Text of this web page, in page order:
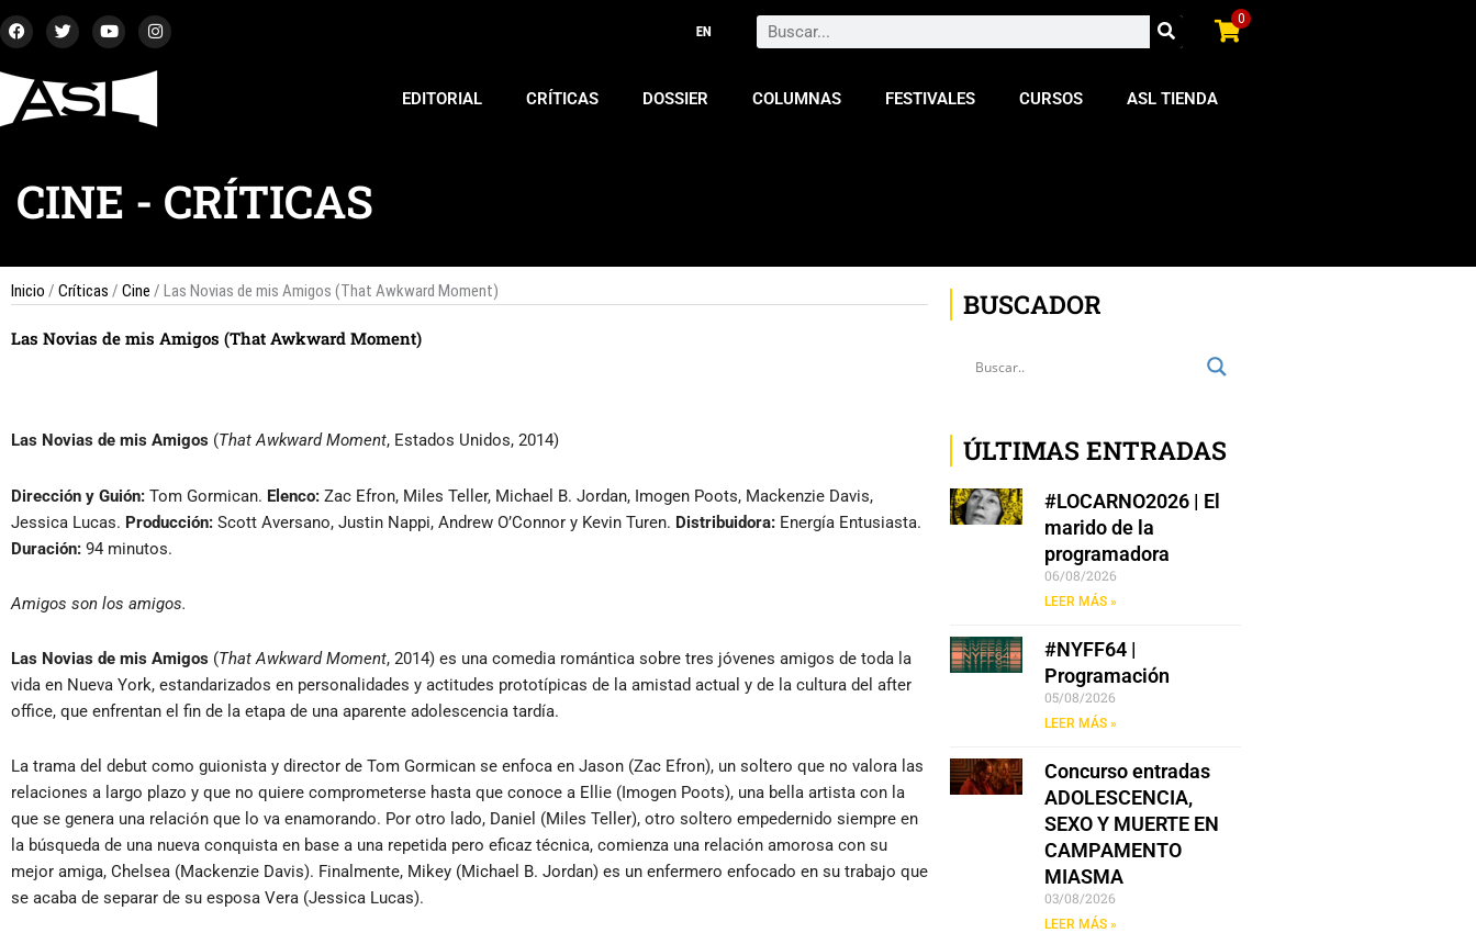
al
F
a
c
o
o
T
w
i
t
e
r
Y
o
u
u
I
n
s
t
Search 0
EDITORIAL CRÍTICAS DOSSIER COLUMNAS FESTIVALES CURSOS ASL TIENDA
CINE - CRÍTICAS
Inicio / Críticas / Cine / Las Novias de mis Amigos (That Awkward Moment)
Las Novias de mis Amigos (That Awkward Moment)
Las Novias de mis Amigos (That Awkward Moment, Estados Unidos, 2014)
Dirección y Guión: Tom Gormican. Elenco: Zac Efron, Miles Teller, Michael B. Jordan, Imogen Poots, Mackenzie Davis,
Jessica Lucas. Producción: Scott Aversano, Justin Nappi, Andrew O’Connor y Kevin Turen. Distribuidora: Energía Entusiasta.
Duración: 94 minutos.
Amigos son los amigos.
Las Novias de mis Amigos (That Awkward Moment, 2014) es una comedia romántica sobre tres jóvenes amigos de toda la
vida en Nueva York, estandarizados en personalidades y actitudes prototípicas de la amistad actual y de la cultura del after
office, que enfrentan el fin de la etapa de una aparente adolescencia tardía.
La trama del debut como guionista y director de Tom Gormican se enfoca en Jason (Zac Efron), un soltero que no valora las
relaciones a largo plazo y que no quiere comprometerse hasta que conoce a Ellie (Imogen Poots), una bella artista con la
que se genera una relación que lo va enamorando. Por otro lado, Daniel (Miles Teller), otro soltero empedernido siempre en
la búsqueda de una nueva conquista en base a una repetida pero eficaz técnica, comienza una relación amorosa con su
mejor amiga, Chelsea (Mackenzie Davis). Finalmente, Mikey (Michael B. Jordan) es un enfermero enfocado en su trabajo que
se acaba de separar de su esposa Vera (Jessica Lucas).
BUSCADOR
ÚLTIMAS ENTRADAS
#LOCARNO2026 | El
marido de la
programadora
06/08/2026
LEER MÁS »
#NYFF64 |
Programación
05/08/2026
LEER MÁS »
Concurso entradas
ADOLESCENCIA,
SEXO Y MUERTE EN
CAMPAMENTO
MIASMA
03/08/2026
LEER MÁS »